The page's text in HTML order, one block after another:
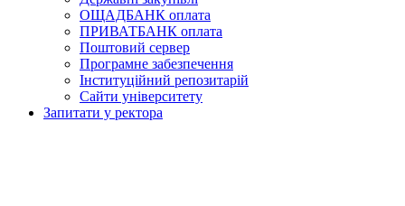
ОЩАДБАНК оплата
ПРИВАТБАНК оплата
Поштовий сервер
Програмне забезпечення
Інституційний репозитарій
Сайти університету
Запитати у ректора